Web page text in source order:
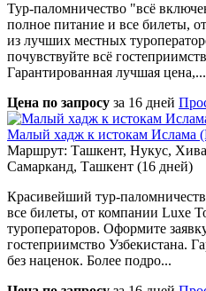
Тур-паломничество "всё
полное питание и все билеты,
из лучших местных
почувствуйте всё
Гарантированная лучшая цена,...
Цена по запросу за 16 дней
Малый хадж к истокам Ислама
Маршрут: Ташкент, Нукус,
Самарканд, Ташкент (16 дней)
Красивейший тур-
все билеты, от компании Luxe
туроператоров. Оформите
гостеприимство Узбекистана.
без наценок. Более подро...